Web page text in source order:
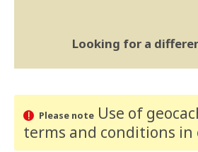
Looking for a
Please noteUse of
terms and conditions in